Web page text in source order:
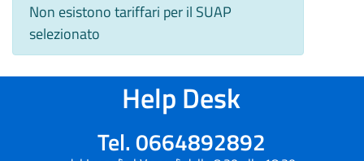
Non esistono tariffari per il SUAP
selezionato
Help Desk
Tel. 0664892892